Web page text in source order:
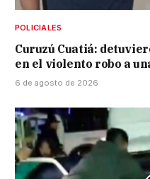
POLICIALES
Curuzú Cuatiá:
en el violento robo a
6 de agosto de 2026